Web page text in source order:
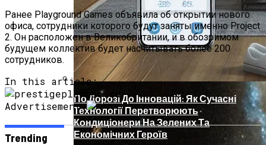
По Дорозі До Інновацій: Як Сучасні
Технології Перетворюють
Кондиціонери На Зелених Та
Економічних Героїв
Ранее Playground Games объявила об открытии нового
офиса, сотрудники которого будут заняты именно Project
2. Он расположен в Великобритании, и в обозримом
будущем коллектив будет насчитывать более 200
сотрудников.
In this article:
Advertisement
Trending